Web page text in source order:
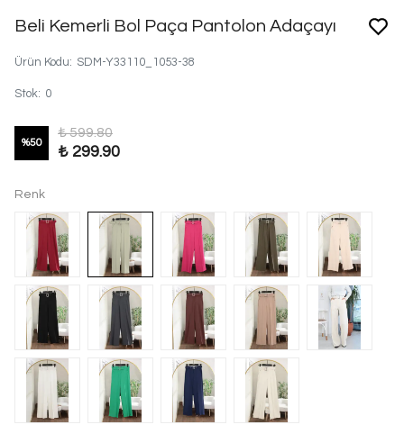
Beli Kemerli Bol Paça Pantolon Adaçayı
Ürün Kodu: SDM-Y33110_1053-38
Stok: 0
%50
₺ 599.80
₺ 299.90
Renk